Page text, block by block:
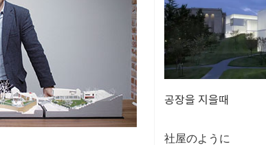
공장을 지을때
社屋のように